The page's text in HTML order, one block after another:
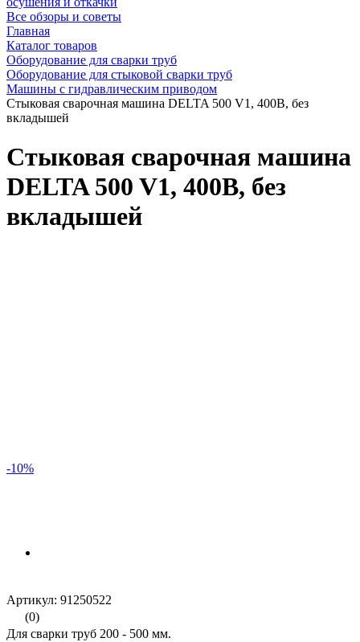
Все обзоры и советы
Главная
Каталог товаров
Оборудование для сварки труб
Оборудование для стыковой сварки труб
Машины с гидравлическим приводом
Стыковая сварочная машина DELTA 500 V1, 400В, без
вкладышей
Стыковая сварочная машина
DELTA 500 V1, 400В, без
вкладышей
-10%
Артикул: 91250522
(0)
Для сварки труб 200 - 500 мм.